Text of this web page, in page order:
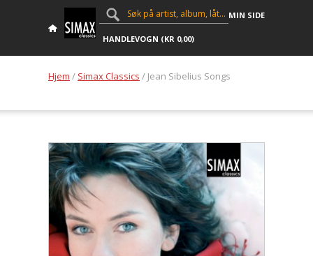
MIN SIDE
HANDLEVOGN (KR 0,00)
Hjem / Simax Classics / Jean Sibelius Songs